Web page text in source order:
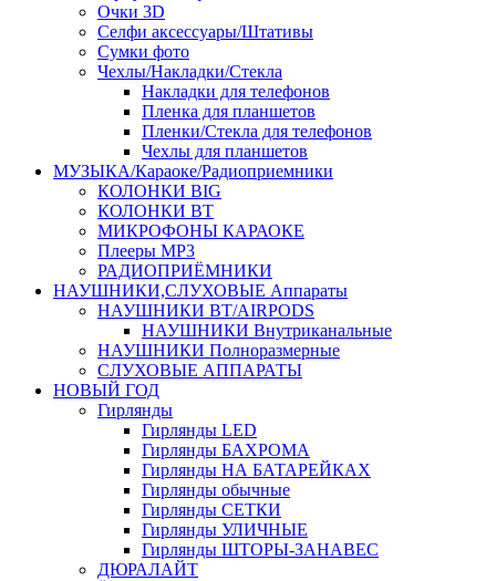
Очки 3D
Селфи аксессуары/Штативы
Сумки фото
Чехлы/Накладки/Стекла
Накладки для телефонов
Пленка для планшетов
Пленки/Стекла для телефонов
Чехлы для планшетов
МУЗЫКА/Караоке/Радиоприемники
КОЛОНКИ BIG
КОЛОНКИ BT
МИКРОФОНЫ КАРАОКЕ
Плееры MP3
РАДИОПРИЁМНИКИ
НАУШНИКИ,СЛУХОВЫЕ Аппараты
НАУШНИКИ BT/AIRPODS
НАУШНИКИ Внутриканальные
НАУШНИКИ Полноразмерные
СЛУХОВЫЕ АППАРАТЫ
НОВЫЙ ГОД
Гирлянды
Гирлянды LED
Гирлянды БАХРОМА
Гирлянды НА БАТАРЕЙКАХ
Гирлянды обычные
Гирлянды СЕТКИ
Гирлянды УЛИЧНЫЕ
Гирлянды ШТОРЫ-ЗАНАВЕС
ДЮРАЛАЙТ